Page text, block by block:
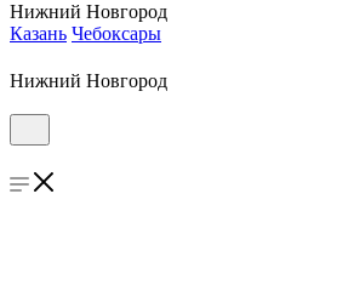
Нижний Новгород
Казань Чебоксары
Нижний Новгород